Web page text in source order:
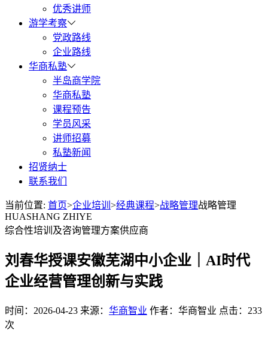
优秀讲师
游学考察
党政路线
企业路线
华商私塾
半岛商学院
华商私塾
课程预告
学员风采
讲师招募
私塾新闻
招贤纳士
联系我们
当前位置: 首页>企业培训 >经典课程>战略管理战略管理
HUASHANG ZHIYE
综合性培训及咨询管理方案供应商
刘春华授课安徽芜湖中小企业｜AI时代
企业经营管理创新与实践
时间：2026-04-23 来源： 华商智业 作者：华商智业 点击：233
次